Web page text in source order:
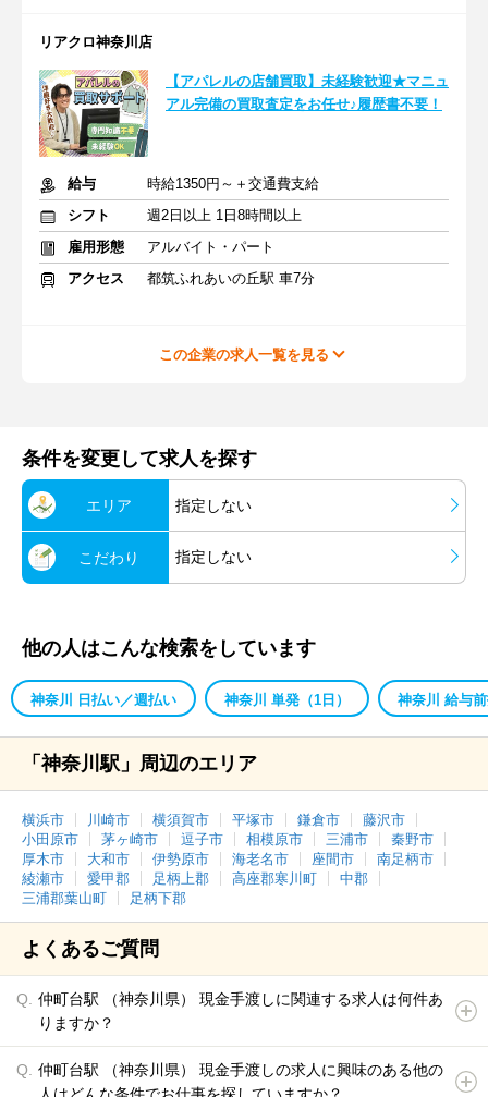
リアクロ神奈川店
【アパレルの店舗買取】未経験歓迎★マニュ
アル完備の買取査定をお任せ♪履歴書不要！
給与
時給1350円～＋交通費支給
シフト
週2日以上 1日8時間以上
雇用形態
アルバイト・パート
アクセス
都筑ふれあいの丘駅 車7分
この企業の求人一覧を見る
条件を変更して求人を探す
エリア 指定しない
こだわり 指定しない
他の人はこんな検索をしています
神奈川 日払い／週払い 神奈川 単発（1日） 神奈川 給与
「神奈川駅」周辺のエリア
横浜市 川崎市 横須賀市 平塚市 鎌倉市
藤沢市
小田原市
茅ヶ崎市 逗子市 相模原市 三浦市
秦野市
厚木市
大和市 伊勢原市 海老名市 座間市
南足柄市
綾瀬市
愛甲郡 足柄上郡 高座郡寒川町
中郡
三浦郡葉山町
足柄下郡
よくあるご質問
仲町台駅 （神奈川県） 現金手渡しに関連する求人は何件あ
りますか？
仲町台駅 （神奈川県） 現金手渡しの求人に興味のある他の